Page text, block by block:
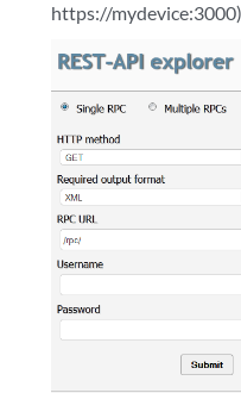
https://